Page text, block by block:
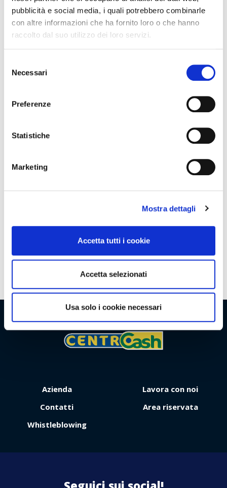
pubblicità e social media, i quali potrebbero combinarle
con altre informazioni che ha fornito loro o che hanno
raccolto dal suo utilizzo dei loro servizi.
delNecessari
Preferenze
Statistiche
Marketing
Mostra dettagli
Accetta tutti i cookie
Accetta selezionati
Usa solo i cookie necessari
Centro Cash celebra 20 anni
Concorso Vinci 20
Colori del Gusto 2024
Azienda
Lavora con noi
Contatti
Area riservata
Whistleblowing